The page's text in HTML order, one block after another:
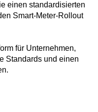
einen standardisierten
Smart-Meter-Rollout
für Unternehmen,
Standards und einen